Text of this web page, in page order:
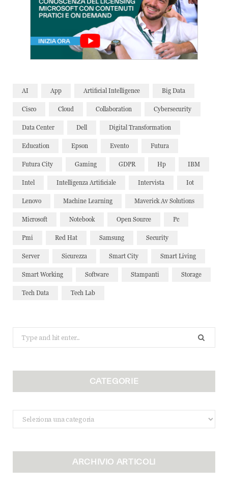
AI App Artificial Intelligence Big Data
Cisco Cloud Collaboration Cybersecurity
Data Center Dell Digital Transformation
Education Epson Evento Futura
Futura City Gaming GDPR Hp IBM
Intel Intelligenza Artificiale Intervista Iot
Lenovo Machine Learning Maverick Av Solutions
Microsoft Notebook Open Source Pc
Pmi Red Hat Samsung Security
Server Sicurezza Smart City Smart Living
Smart Working Software Stampanti Storage
Tech Data Tech Lab
for:
CATEGORIE
Categorie
ARCHIVIO ARTICOLI